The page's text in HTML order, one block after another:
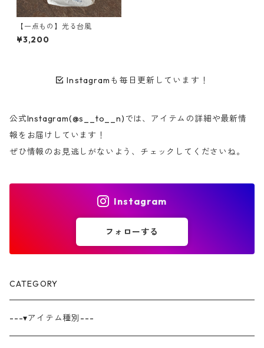
【一点もの】光る台風
¥3,200
Instagramも毎日更新しています！
公式Instagram(@s__to__n)では、アイテムの詳細や最新情
報をお届けしています！
ぜひ情報のお見逃しがないよう、チェックしてくださいね。
Instagram
フォローする
CATEGORY
---▾アイテム種別---